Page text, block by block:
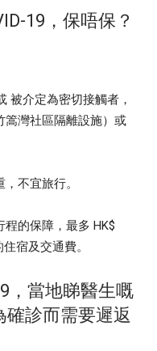
19，保唔保？
被介定為密切接觸者，
篙灣社區隔離設施）或
不宜旅行。
的保障，最多 HK$
宿及交通費。
，當地睇醫生嘅
診而需要遲返